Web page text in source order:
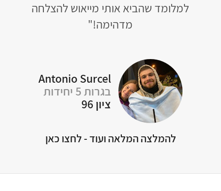
ציון 96
להמלצה המלאה ועוד - לחצו כאן